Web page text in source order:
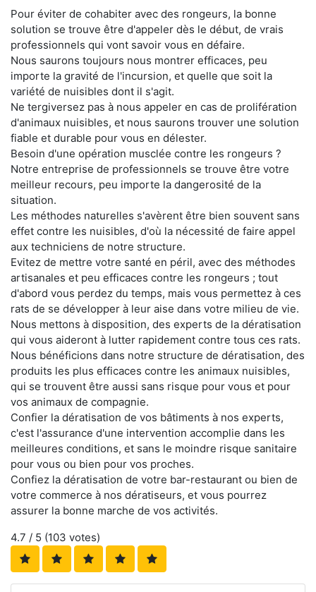
Pour éviter de cohabiter avec des rongeurs, la bonne
solution se trouve être d'appeler dès le début, de vrais
professionnels qui vont savoir vous en défaire.
Nous saurons toujours nous montrer efficaces, peu
importe la gravité de l'incursion, et quelle que soit la
variété de nuisibles dont il s'agit.
Ne tergiversez pas à nous appeler en cas de prolifération
d'animaux nuisibles, et nous saurons trouver une solution
fiable et durable pour vous en délester.
Besoin d'une opération musclée contre les rongeurs ?
Notre entreprise de professionnels se trouve être votre
meilleur recours, peu importe la dangerosité de la
situation.
Les méthodes naturelles s'avèrent être bien souvent sans
effet contre les nuisibles, d'où la nécessité de faire appel
aux techniciens de notre structure.
Evitez de mettre votre santé en péril, avec des méthodes
artisanales et peu efficaces contre les rongeurs ; tout
d'abord vous perdez du temps, mais vous permettez à ces
rats de se développer à leur aise dans votre milieu de vie.
Nous mettons à disposition, des experts de la dératisation
qui vous aideront à lutter rapidement contre tous ces rats.
Nous bénéficions dans notre structure de dératisation, des
produits les plus efficaces contre les animaux nuisibles,
qui se trouvent être aussi sans risque pour vous et pour
vos animaux de compagnie.
Confier la dératisation de vos bâtiments à nos experts,
c'est l'assurance d'une intervention accomplie dans les
meilleures conditions, et sans le moindre risque sanitaire
pour vous ou bien pour vos proches.
Confiez la dératisation de votre bar-restaurant ou bien de
votre commerce à nos dératiseurs, et vous pourrez
assurer la bonne marche de vos activités.
4.7 / 5 (103 votes)